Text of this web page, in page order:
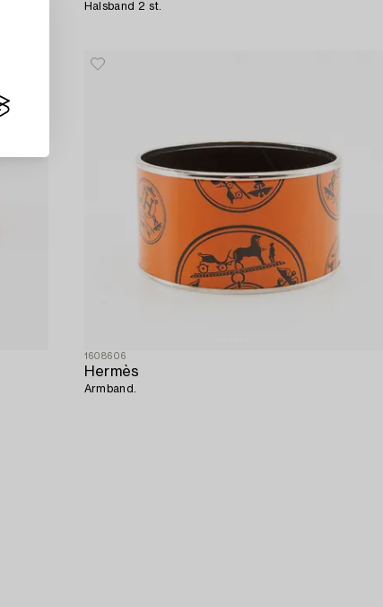
Halsband 2 st.
1608606
Hermès
Armband.